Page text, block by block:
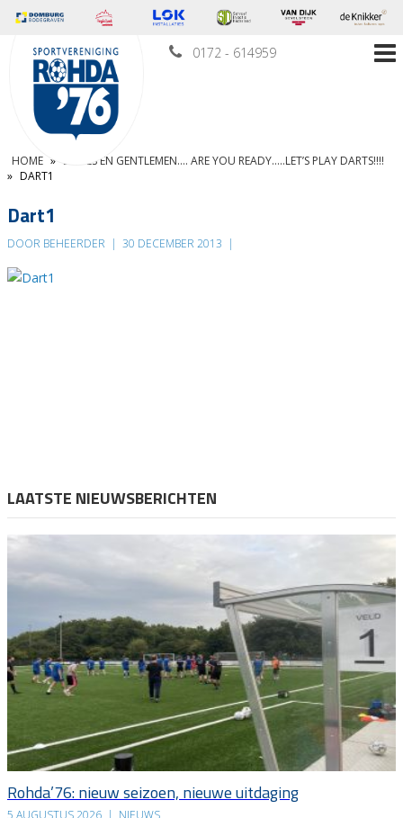
0172 - 614959
HOME » LADIES EN GENTLEMEN…. ARE YOU READY…..LET’S PLAY DARTS!!!!
» DART1
Dart1
DOOR BEHEERDER | 30 DECEMBER 2013 |
LAATSTE NIEUWSBERICHTEN
Rohda’76: nieuw seizoen, nieuwe uitdaging